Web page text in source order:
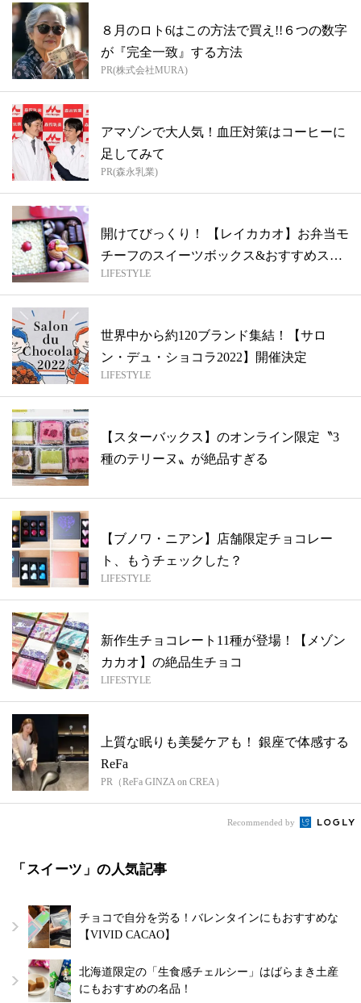
８月のロト6はこの方法で買え!!６つの数字
が『完全一致』する方法
PR(株式会社MURA)
アマゾンで大人気！血圧対策はコーヒーに
足してみて
PR(森永乳業)
開けてびっくり！ 【レイカカオ】お弁当モ
チーフのスイーツボックス&おすすめスイ
ー...
LIFESTYLE
世界中から約120ブランド集結！【サロ
ン・デュ・ショコラ2022】開催決定
LIFESTYLE
【スターバックス】のオンライン限定〝3
種のテリーヌ〟が絶品すぎる
【ブノワ・ニアン】店舗限定チョコレー
ト、もうチェックした？
LIFESTYLE
新作生チョコレート11種が登場！【メゾン
カカオ】の絶品生チョコ
LIFESTYLE
上質な眠りも美髪ケアも！ 銀座で体感する
ReFa
PR（ReFa GINZA on CREA）
Recommended by
「スイーツ」の人気記事
チョコで自分を労る！バレンタインにもおすすめな
【VIVID CACAO】
北海道限定の「生食感チェルシー」はばらまき土産
にもおすすめの名品！